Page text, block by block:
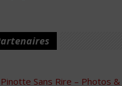
Pinotte Sans Rire – Photos &